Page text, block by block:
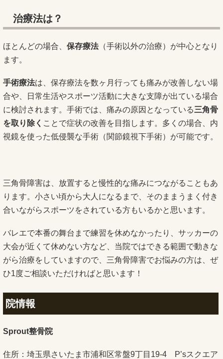
治療法は？
ほとんどの場合、 保存療法（手術以外の治療）が中心となり
ます。
手術療法は、保存療法を数ヶ月行っても痛みが改善しない場
合や、日常生活やスポーツ活動に大きな支障が出ている場合
に検討されます。手術では、痛みの原因となっている三角骨
を取り除く ことで症状の改善を目指します。多くの場合、内
視鏡を使った低侵襲な手術（関節鏡視下手術）が可能です。
三角骨障害は、放置すると慢性的な痛みにつながることもあ
ります。小さい頃から大人になるまで、そのままうまく付き
合いながらスポーツをされている方もいるかと思います。
バレエで本番の舞台まで練習を休めなかったり、サッカーの
大会が近くて休めない方など、当院ではできる範囲で動きな
がら治療をしていますので、三角骨障害でお悩みの方は、ぜ
ひ1度ご相談いただければと思います！
院情報
Sprout整骨院
住所：埼玉県さいたま市浦和区常盤9丁目19-4 P’sスクエア